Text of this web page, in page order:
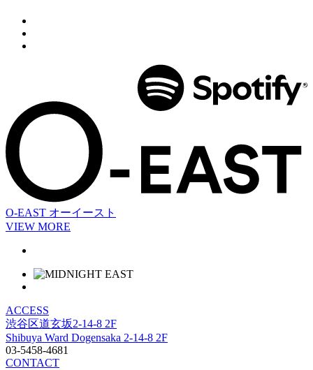
O-EAST オーイースト
VIEW MORE
ACCESS
渋谷区道玄坂2-14-8 2F
Shibuya Ward Dogensaka 2-14-8 2F
03-5458-4681
CONTACT